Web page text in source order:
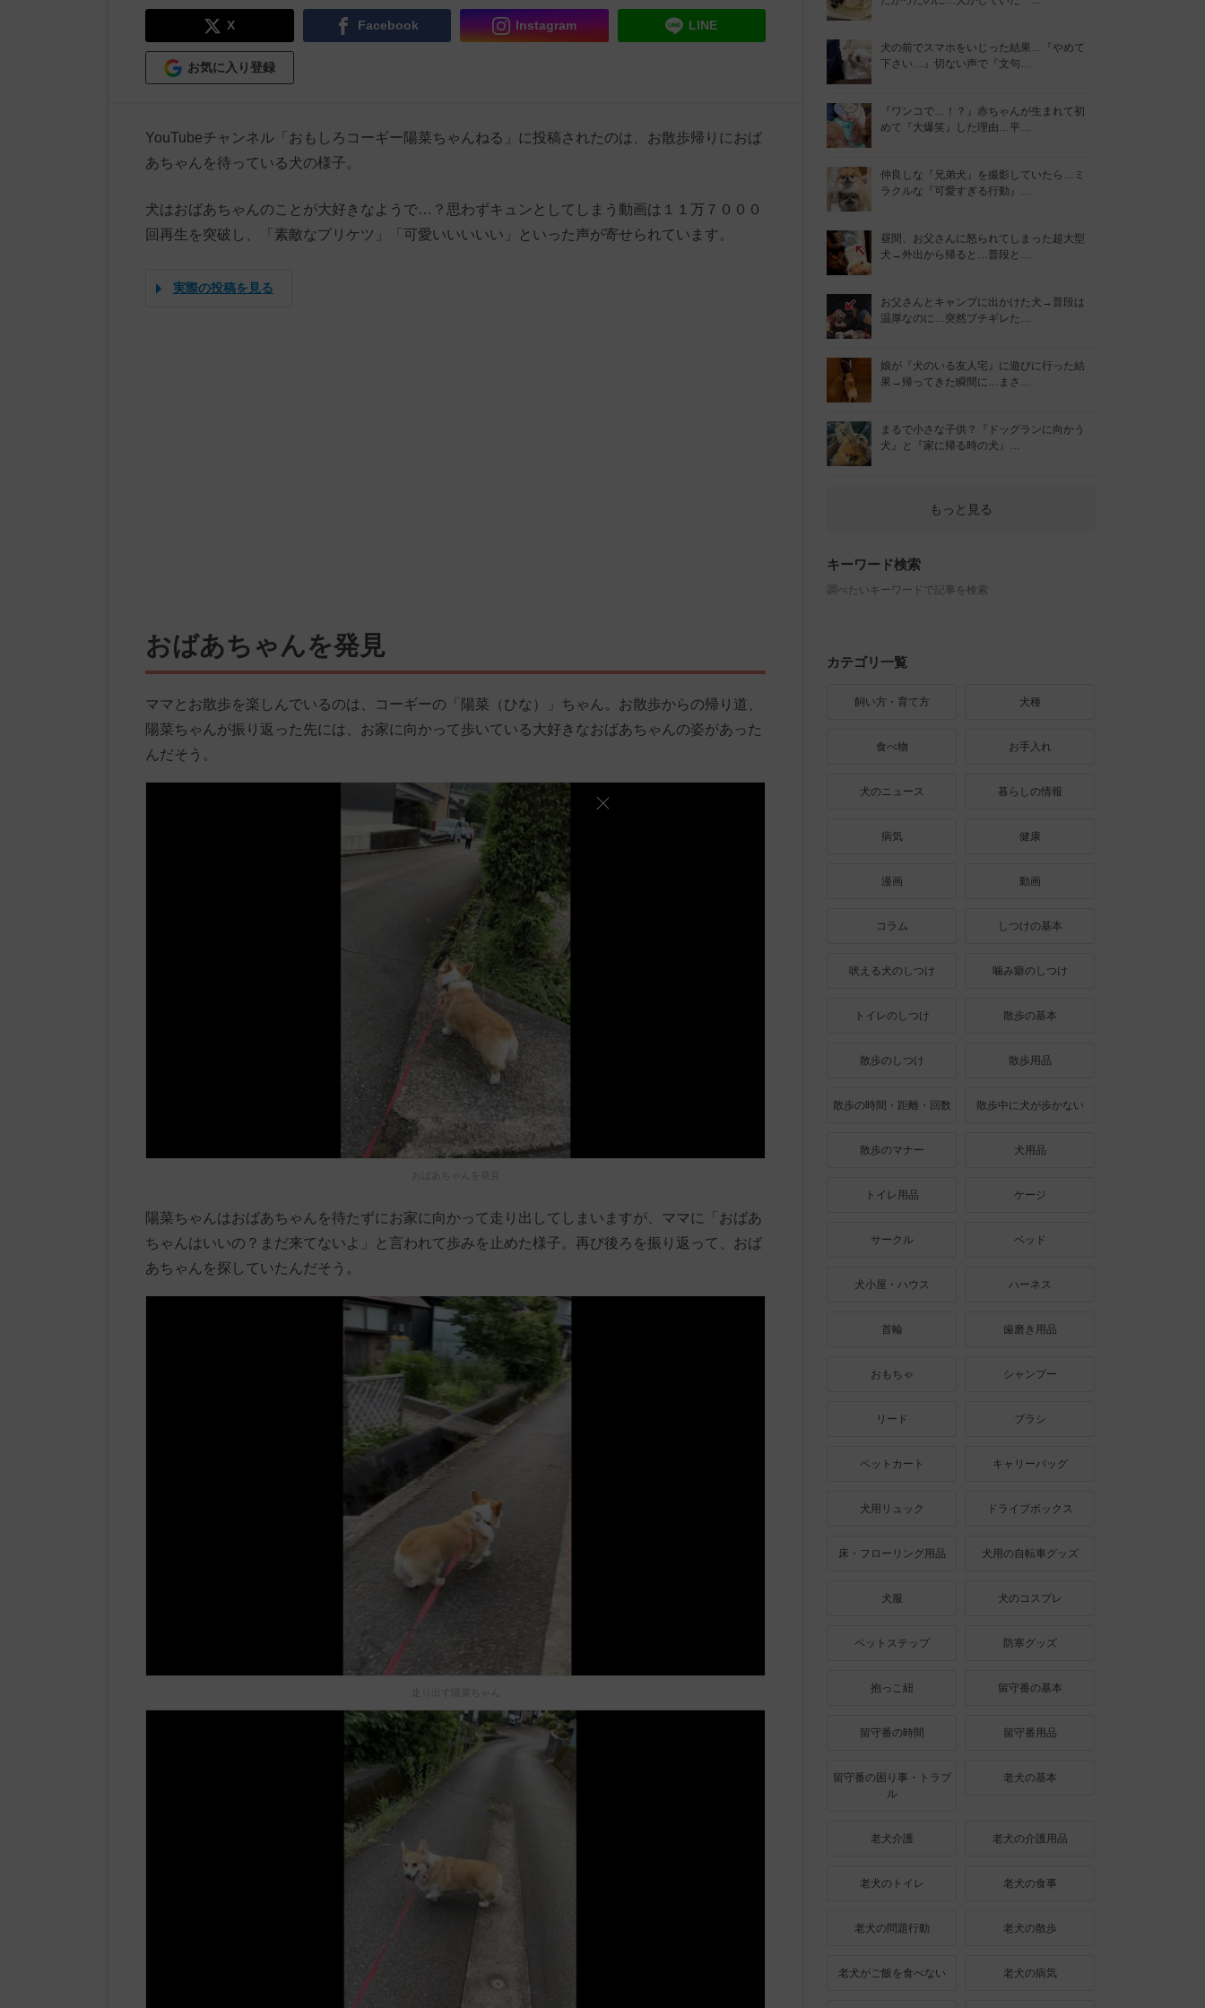
X Facebook Instagram LINE
お気に入り登録
YouTubeチャンネル「おもしろコーギー陽菜ちゃんねる」に投稿されたのは、お散歩帰りにおば
あちゃんを待っている犬の様子。
犬はおばあちゃんのことが大好きなようで…？思わずキュンとしてしまう動画は１１万７０００
回再生を突破し、「素敵なプリケツ」「可愛いいいいい」といった声が寄せられています。
実際の投稿を見る
おばあちゃんを発見
ママとお散歩を楽しんでいるのは、コーギーの「陽菜（ひな）」ちゃん。お散歩からの帰り道、
陽菜ちゃんが振り返った先には、お家に向かって歩いている大好きなおばあちゃんの姿があった
んだそう。
おばあちゃんを発見
陽菜ちゃんはおばあちゃんを待たずにお家に向かって走り出してしまいますが、ママに「おばあ
ちゃんはいいの？まだ来てないよ」と言われて歩みを止めた様子。再び後ろを振り返って、おば
あちゃんを探していたんだそう。
犬の前でスマホをいじった結果…『やめて
下さい…』切ない声で『文句…
『ワンコで…！？』赤ちゃんが生まれて初
めて『大爆笑』した理由…平…
仲良しな『兄弟犬』を撮影していたら…ミ
ラクルな『可愛すぎる行動』…
昼間、お父さんに怒られてしまった超大型
犬→外出から帰ると…普段と…
お父さんとキャンプに出かけた犬→普段は
温厚なのに…突然ブチギレた…
娘が『犬のいる友人宅』に遊びに行った結
果→帰ってきた瞬間に…まさ…
まるで小さな子供？『ドッグランに向かう
犬』と『家に帰る時の犬』…
もっと見る
キーワード検索
調べたいキーワードで記事を検索
カテゴリ一覧
飼い方・育て方 犬種
食べ物 お手入れ
犬のニュース 暮らしの情報
病気 健康
漫画 動画
コラム しつけの基本
吠える犬のしつけ 噛み癖のしつけ
トイレのしつけ 散歩の基本
散歩のしつけ 散歩用品
散歩の時間・距離・回数 散歩中に犬が歩かない
散歩のマナー 犬用品
トイレ用品 ケージ
サークル ベッド
犬小屋・ハウス ハーネス
首輪 歯磨き用品
おもちゃ シャンプー
リード ブラシ
ペットカート キャリーバッグ
犬用リュック ドライブボックス
床・フローリング用品 犬用の自転車グッズ
犬服 犬のコスプレ
ペットステップ 防寒グッズ
抱っこ紐 留守番の基本
留守番の時間 留守番用品
留守番の困り事・トラブ
ル
老犬の基本
老犬介護 老犬の介護用品
老犬のトイレ 老犬の食事
老犬の問題行動 老犬の散歩
老犬がご飯を食べない 老犬の病気